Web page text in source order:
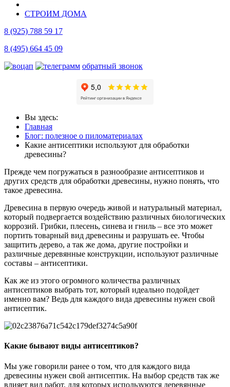
СТРОИМ ДОМА
8 (925) 788 59 17
8 (495) 664 45 09
обратный звонок
Вы здесь:
Главная
Блог: полезное о пиломатериалах
Какие антисептики используют для обработки
древесины?
Прежде чем погружаться в разнообразие антисептиков и
других средств для обработки древесины, нужно понять, что
такое древесина.
Древесина в первую очередь живой и натуральный материал,
который подвергается воздействию различных биологических
коррозий. Грибки, плесень, синева и гниль – все это может
портить товарный вид древесины и разрушать ее. Чтобы
защитить дерево, а так же дома, другие постройки и
различные деревянные конструкции, используют различные
составы – антисептики.
Как же из этого огромного количества различных
антисептиков выбрать тот, который идеально подойдет
именно вам? Ведь для каждого вида древесины нужен свой
антисептик.
Какие бывают виды антисептиков?
Мы уже говорили ранее о том, что для каждого вида
древесины нужен свой антисептик. На выбор средств так же
влияет вид работ, для которых используются деревянные